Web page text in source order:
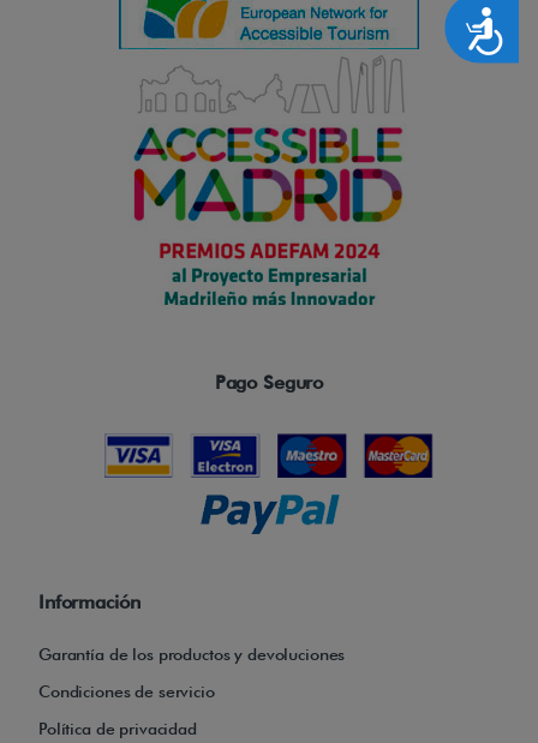
Accesibilidad
Pago Seguro
Información
Garantía de los productos y devoluciones
Condiciones de servicio
Política de privacidad